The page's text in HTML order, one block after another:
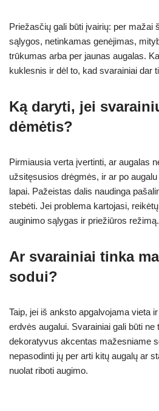
Priežasčių gali būti įvairių: per mažai
sąlygos, netinkamas genėjimas,
trūkumas arba per jaunas augalas.
kuklesnis ir dėl to, kad svarainiai dar
Ką daryti, jei
dėmėtis?
Pirmiausia verta įvertinti, ar augalas
užsitęsusios drėgmės, ir ar po
lapai. Pažeistas dalis naudinga
stebėti. Jei problema kartojasi,
auginimo sąlygas ir priežiūros režimą.
Ar svarainiai tinka
sodui?
Taip, jei iš anksto apgalvojama vieta
erdvės augalui. Svarainiai gali būti ne
dekoratyvus akcentas mažesniame
nepasodinti jų per arti kitų augalų ar
nuolat riboti augimo.